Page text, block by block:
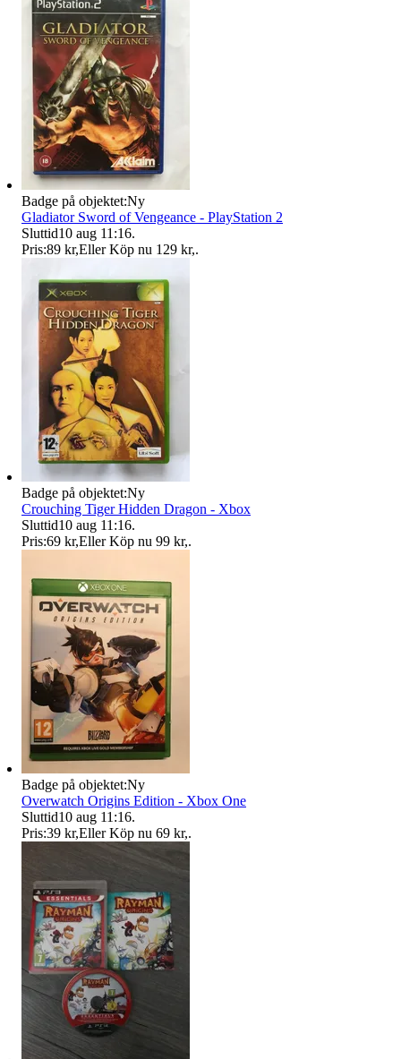
Badge på objektet:Ny
Gladiator Sword of Vengeance - PlayStation 2
Sluttid10 aug 11:16.
Pris:89 kr,Eller Köp nu 129 kr,.
Badge på objektet:Ny
Crouching Tiger Hidden Dragon - Xbox
Sluttid10 aug 11:16.
Pris:69 kr,Eller Köp nu 99 kr,.
Badge på objektet:Ny
Overwatch Origins Edition - Xbox One
Sluttid10 aug 11:16.
Pris:39 kr,Eller Köp nu 69 kr,.